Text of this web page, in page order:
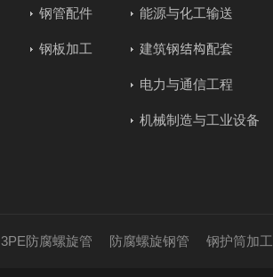
钢管配件
钢板加工
能源与化工输送
建筑钢结构配套
电力与通信工程
机械制造与工业设备
3PE防腐螺旋管 防腐螺旋钢管 钢护筒加工